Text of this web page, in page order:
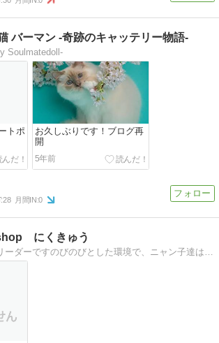
バーマン -奇跡のキャッテリー物語-
Soulmatedoll-
トポ
お久しぶりです！ブログ再
開
5年前
28 月間IN:0
にくきゅう